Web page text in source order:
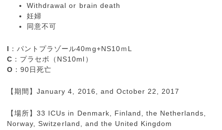
Withdrawal or brain death
妊婦
同意不可
I ：パントプラゾール40mg+NS10ｍL
C ：プラセボ（NS10ml）
O ：90日死亡
【期間】January 4, 2016, and October 22, 2017
【場所】33 ICUs in Denmark, Finland, the Netherlands,
Norway, Switzerland, and the United Kingdom